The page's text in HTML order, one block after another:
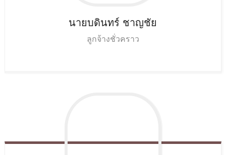
นายบดินทร์ ชาญชัย
ลูกจ้างชั่วคราว